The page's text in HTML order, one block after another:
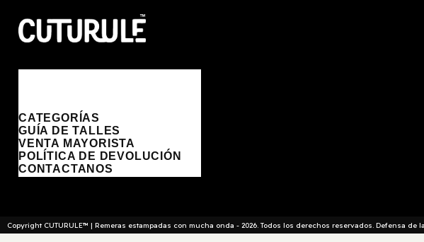
CATEGORÍAS
GUÍA DE TALLES
VENTA MAYORISTA
POLÍTICA DE DEVOLUCIÓN
CONTACTANOS
Copyright CUTURULE™ | Remeras estampadas con mucha onda - 2026. Todos los derechos reservados. Defensa de